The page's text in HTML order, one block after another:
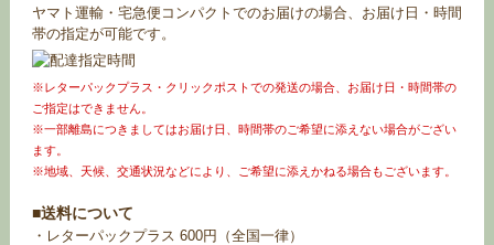
ヤマト運輸・宅急便コンパクトでのお届けの場合、お届け日・時間
帯の指定が可能です。
※レターパックプラス・クリックポストでの発送の場合、お届け日・時間帯の
ご指定はできません。
※一部離島につきましてはお届け日、時間帯のご希望に添えない場合がござい
ます。
※地域、天候、交通状況などにより、ご希望に添えかねる場合もございます。
■送料について
・レターパックプラス 600円（全国一律）